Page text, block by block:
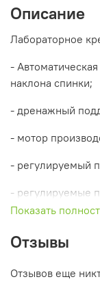
Описание
Лабораторное
-
наклона спинки;
- дренажный
- мотор
- регулируемый
- регулируемые
Показать
Отзывы
Отзывов еще